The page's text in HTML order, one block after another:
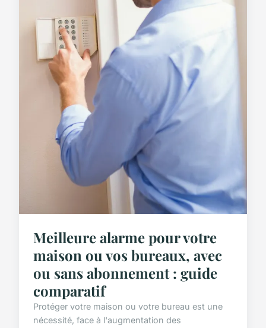
Meilleure alarme pour votre
maison ou vos bureaux, avec
ou sans abonnement : guide
comparatif
Protéger votre maison ou votre bureau est une
nécessité, face à l'augmentation des